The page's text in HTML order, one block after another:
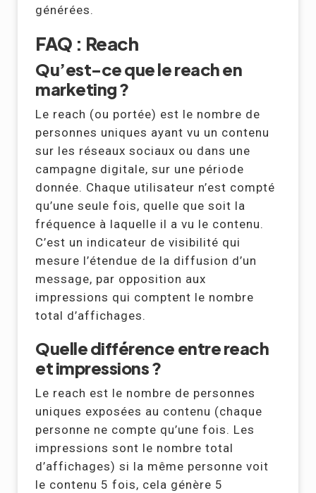
générées.
FAQ : Reach
Qu’est-ce que le reach en
marketing ?
Le reach (ou portée) est le nombre de
personnes uniques ayant vu un contenu
sur les réseaux sociaux ou dans une
campagne digitale, sur une période
donnée. Chaque utilisateur n’est compté
qu’une seule fois, quelle que soit la
fréquence à laquelle il a vu le contenu.
C’est un indicateur de visibilité qui
mesure l’étendue de la diffusion d’un
message, par opposition aux
impressions qui comptent le nombre
total d’affichages.
Quelle différence entre reach
et impressions ?
Le reach est le nombre de personnes
uniques exposées au contenu (chaque
personne ne compte qu’une fois. Les
impressions sont le nombre total
d’affichages) si la même personne voit
le contenu 5 fois, cela génère 5